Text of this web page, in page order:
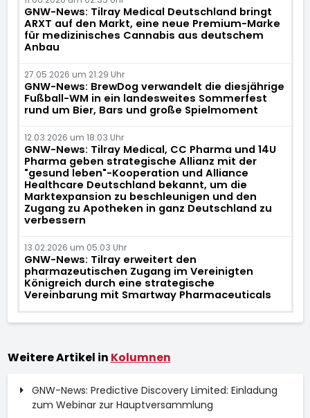
GNW-News: Tilray Medical Deutschland bringt
ARXT auf den Markt, eine neue Premium-Marke
für medizinisches Cannabis aus deutschem
Anbau
27.05.2026 um 21:29 Uhr
GNW-News: BrewDog verwandelt die diesjährige
Fußball-WM in ein landesweites Sommerfest
rund um Bier, Bars und große Spielmoment
12.03.2026 um 18:03 Uhr
GNW-News: Tilray Medical, CC Pharma und 14U
Pharma geben strategische Allianz mit der
"gesund leben"-Kooperation und Alliance
Healthcare Deutschland bekannt, um die
Marktexpansion zu beschleunigen und den
Zugang zu Apotheken in ganz Deutschland zu
verbessern
13.02.2026 um 05:03 Uhr
GNW-News: Tilray erweitert den
pharmazeutischen Zugang im Vereinigten
Königreich durch eine strategische
Vereinbarung mit Smartway Pharmaceuticals
Weitere Artikel in Kolumnen
GNW-News: Predictive Discovery Limited: Einladung
zum Webinar zur Hauptversammlung